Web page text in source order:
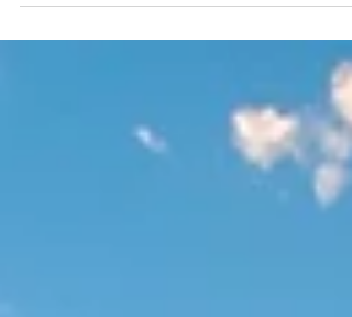
per la mostra "Espressioni